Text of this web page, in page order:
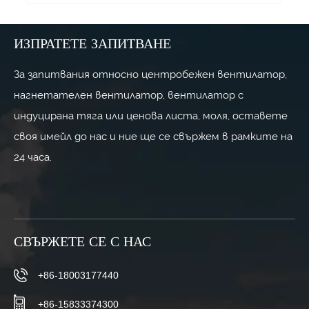
ИЗПРАТЕТЕ ЗАПИТВАНЕ
За запитвания относно центробежен вентилатор,
нагнетателен вентилатор, вентилатор с
индуцирана тяга или ценова листа, моля, оставете
своя имейл до нас и ние ще се свържем в рамките на
24 часа.
СВЪРЖЕТЕ СЕ С НАС
+86-18003177440
+86-15833374300